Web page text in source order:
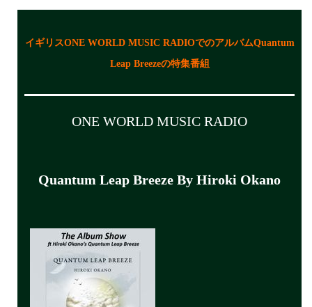
イギリスONE WORLD MUSIC RADIOでのアルバムQuantum
Leap Breezeの特集番組
ONE WORLD MUSIC RADIO
Quantum Leap Breeze By Hiroki Okano